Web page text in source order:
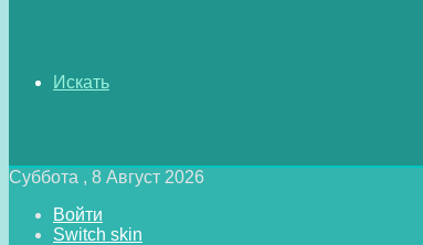
Искать
Суббота , 8 Август 2026
Войти
Switch skin